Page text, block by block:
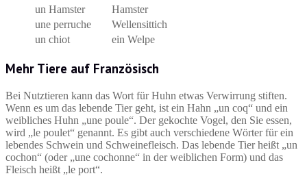
un Hamster
Hamster
une perruche
Wellensittich
un chiot
ein Welpe
Mehr Tiere auf Französisch
Bei Nutztieren kann das Wort für Huhn etwas Verwirrung stiften.
Wenn es um das lebende Tier geht, ist ein Hahn „un coq“ und ein
weibliches Huhn „une poule“. Der gekochte Vogel, den Sie essen,
wird „le poulet“ genannt. Es gibt auch verschiedene Wörter für ein
lebendes Schwein und Schweinefleisch. Das lebende Tier heißt „un
cochon“ (oder „une cochonne“ in der weiblichen Form) und das
Fleisch heißt „le port“.